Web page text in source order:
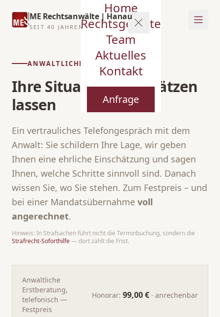
ME Rechtsanwälte | Hanau
SEIT 40 JAHREN
Home
Rechtsgebiete
Team
Aktuelles
Kontakt
Anfrage
ANWALTLICHE ERSTBERATUNG
Ihre Situation einschätzen
lassen
Ein vertrauliches Telefongespräch mit dem
Anwalt: Sie schildern Ihre Lage, wir geben
Ihnen eine ehrliche Einschätzung und sagen
Ihnen, welche Schritte sinnvoll sind. Danach
wissen Sie, wo Sie stehen. Zum Festpreis – und
bei einer Mandatsübernahme voll
angerechnet.
Hinweis: In Strafsachen führt nicht die Terminbuchung, sondern die
Strafrecht-Soforthilfe— dort zählt die Frist.
Anwaltliche
Erstberatung,
telefonisch —
Festpreis
Honorar: 99,00 € · anrechenbar